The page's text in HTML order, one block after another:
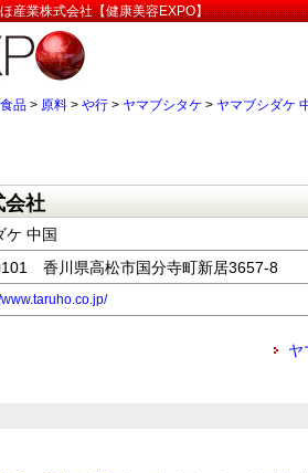
産業株式会社【健康美容EXPO】
品 > 原料 > や行 > ヤマブシタケ > ヤマブシダケ
会社
ケ 中国
香川県高松市国分寺町新居3657-8
www.taruho.co.jp/
ヤ